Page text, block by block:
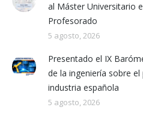
al Máster Universitario
Profesorado
5 agosto, 2026
Presentado el IX
de la ingeniería sobre
industria española
5 agosto, 2026